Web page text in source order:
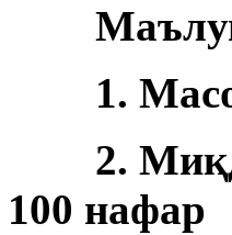
1.
2.
100 нафар